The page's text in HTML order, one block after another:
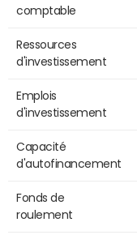
comptable
Ressources
d'investissement
Emplois
d'investissement
Capacité
d'autofinancement
Fonds de
roulement